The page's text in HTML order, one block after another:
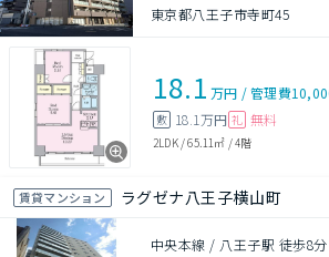
東京都八王子市寺町45
18.1 万円 /管理費
敷 18.1万円 礼 無料
2LDK/65.11㎡ /4階
賃貸マンション ラグゼナ八王子横山町
中央本線 / 八王子駅 徒歩8分